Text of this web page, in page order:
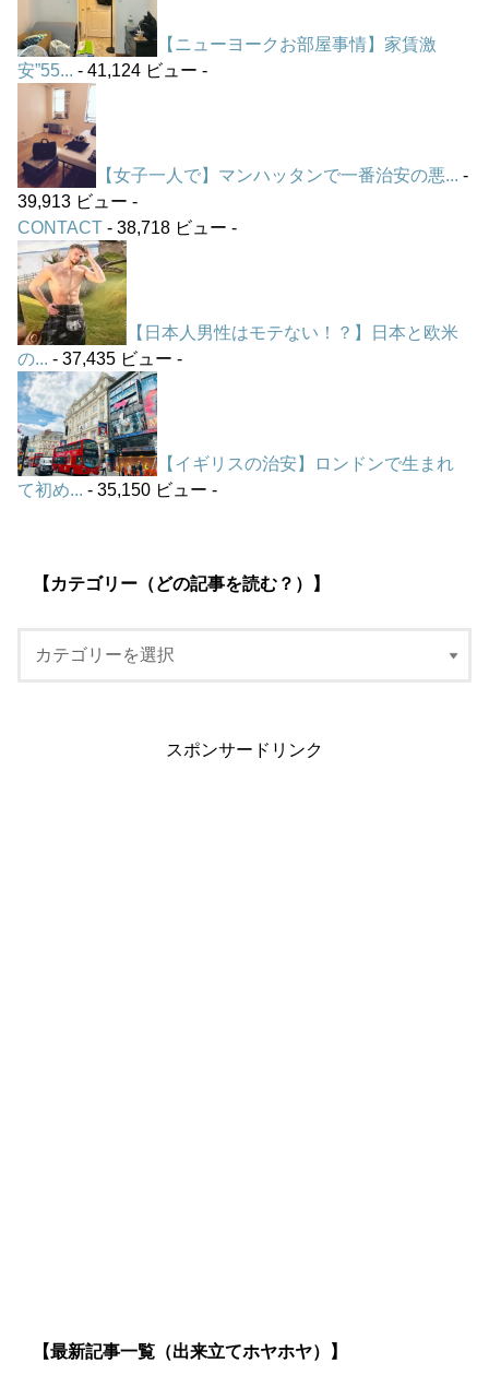
【ニューヨークお部屋事情】家賃激
安”55... - 41,124 ビュー -
【女子一人で】マンハッタンで一番治安の悪... -
39,913 ビュー -
CONTACT - 38,718 ビュー -
【日本人男性はモテない！？】日本と欧米
の... - 37,435 ビュー -
【イギリスの治安】ロンドンで生まれ
て初め... - 35,150 ビュー -
【カテゴリー（どの記事を読む？）】
スポンサードリンク
【最新記事一覧（出来立てホヤホヤ）】